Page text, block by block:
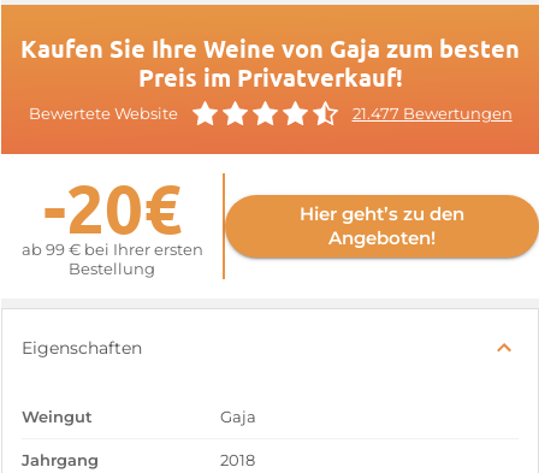
Kaufen Sie Ihre Weine von Gaja zum besten
Preis im Privatverkauf!
Bewertete Website 21.477 Bewertungen
-20€
ab 99 € bei Ihrer ersten
Bestellung
Hier geht’s zu den
Angeboten!
Eigenschaften
Weingut Gaja
Jahrgang 2018